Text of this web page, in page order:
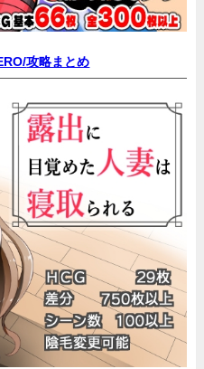
攻略まとめ